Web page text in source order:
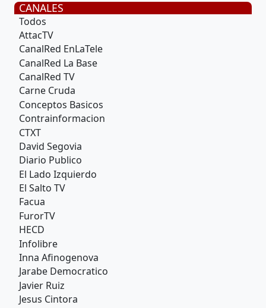
CANALES
Todos
AttacTV
CanalRed EnLaTele
CanalRed La Base
CanalRed TV
Carne Cruda
Conceptos Basicos
Contrainformacion
CTXT
David Segovia
Diario Publico
El Lado Izquierdo
El Salto TV
Facua
FurorTV
HECD
Infolibre
Inna Afinogenova
Jarabe Democratico
Javier Ruiz
Jesus Cintora